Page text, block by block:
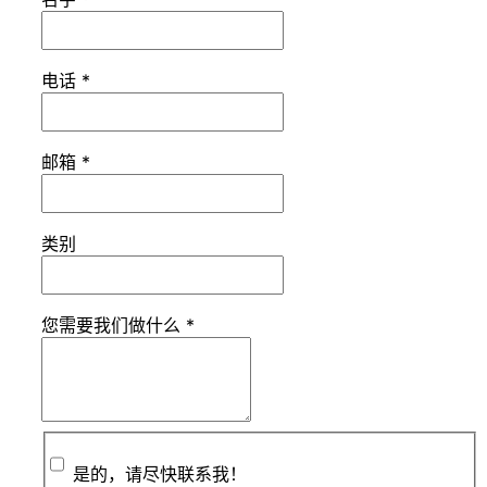
电话 *
邮箱 *
类别
您需要我们做什么 *
是的，请尽快联系我！